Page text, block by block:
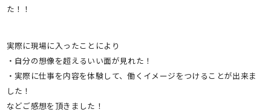
た！！
実際に現場に入ったことにより
・自分の想像を超えるいい面が見れた！
・実際に仕事を内容を体験して、働くイメージをつけることが出来ま
した！
などご感想を頂きました！